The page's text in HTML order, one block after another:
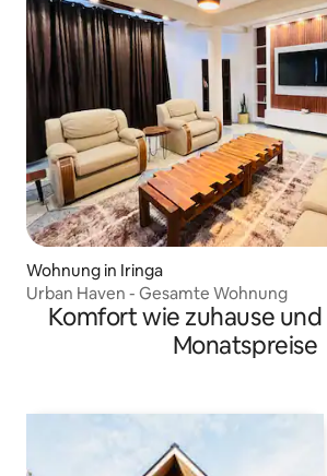
Wohnung in Iringa
Urban Haven - Gesamte Wohnung
Komfort wie zuhause
Monatspreise